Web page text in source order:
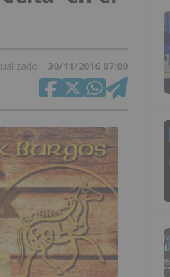
30/11/2016 07:00